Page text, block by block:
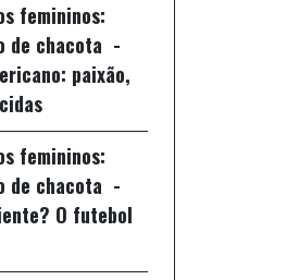
femininos:
de chacota -
paixão,
femininos:
de chacota -
O futebol